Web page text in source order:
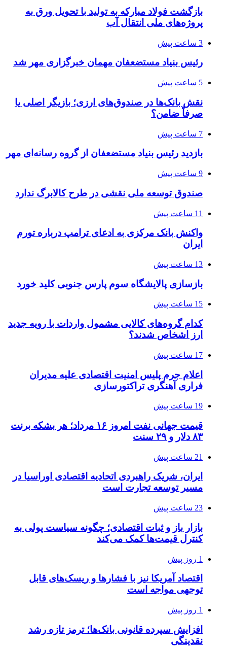
بازگشت فولاد مبارکه به تولید با تحویل ورق به
پروژه‌های ملی انتقال آب
3 ساعت پیش
رئیس بنیاد مستضعفان مهمان خبرگزاری مهر شد
5 ساعت پیش
نقش بانک‌ها در صندوق‌های ارزی؛ بازیگر اصلی یا
صرفاً ضامن؟
7 ساعت پیش
بازدید رئیس بنیاد مستضعفان از گروه رسانه‌ای مهر
9 ساعت پیش
صندوق توسعه ملی نقشی در طرح کالابرگ ندارد
11 ساعت پیش
واکنش بانک مرکزی به ادعای ترامپ درباره تورم
ایران
13 ساعت پیش
بازسازی پالایشگاه سوم پارس جنوبی کلید خورد
15 ساعت پیش
کدام گروه‌های کالایی مشمول واردات با رویه جدید
ارز اشخاص شدند؟
17 ساعت پیش
اعلام جرم پلیس امنیت اقتصادی علیه مدیران
فراری آهنگری تراکتورسازی
19 ساعت پیش
قیمت جهانی نفت امروز ۱۶ مرداد؛ هر بشکه برنت
۸۳ دلار و ۲۹ سنت
21 ساعت پیش
ایران، شریک راهبردی اتحادیه اقتصادی اوراسیا در
مسیر توسعه تجارت است
23 ساعت پیش
بازار باز و ثبات اقتصادی؛ چگونه سیاست پولی به
کنترل قیمت‌ها کمک می‌کند
1 روز پیش
اقتصاد آمریکا نیز با فشارها و ریسک‌های قابل
توجهی مواجه است
1 روز پیش
افزایش سپرده قانونی بانک‌ها؛ ترمز تازه رشد
نقدینگی